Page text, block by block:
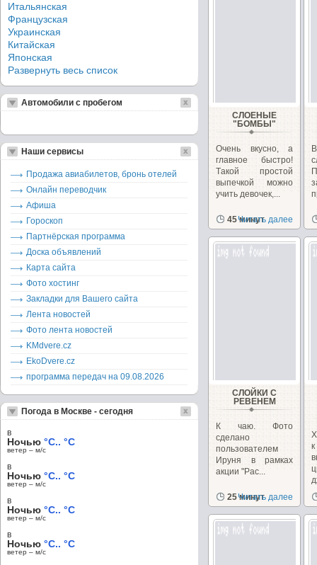
СЛОЕНЫЕ
"БОМБЫ"
Oчень вкусно, а
главное быстро!
Tакой простой
выпечкой можно
учить девочек,...
45 минут
Читать далее
СЛОЙКИ С
РЕВЕНEМ
К чаю. Фото
сделано
пользователем
Ируня в рамках
акции "Рас...
25 минут
Читать далее
Итальянская
Французская
Украинская
Китайская
Японская
Развернуть весь список
Автомобили с пробегом
Наши сервисы
Продажа авиабилетов, бронь отелей
Онлайн переводчик
Афиша
Гороскоп
Партнёрская программа
Доска объявлений
Карта сайта
Фото хостинг
Закладки для Вашего сайта
Лента новостей
Фото лента новостей
KMdvere.cz
EkoDvere.cz
программа передач на 09.08.2026
Погода в Москве - сегодня
в
Ночью °C.. °C
ветер – м/c
в
Ночью °C.. °C
ветер – м/c
в
Ночью °C.. °C
ветер – м/c
в
Ночью °C.. °C
ветер – м/c